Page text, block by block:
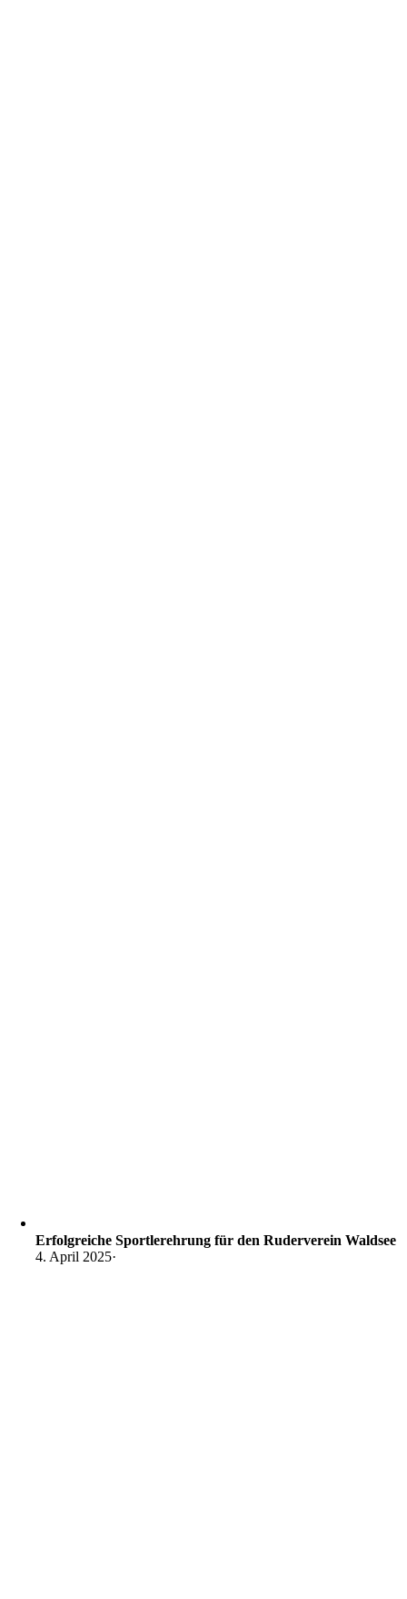
Erfolgreiche Sportlerehrung für den Ruderverein Waldsee
4. April 2025·